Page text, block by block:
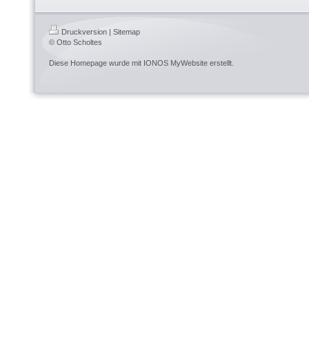
Druckversion | Sitemap
© Otto Scholtes
Diese Homepage wurde mit IONOS MyWebsite erstellt.